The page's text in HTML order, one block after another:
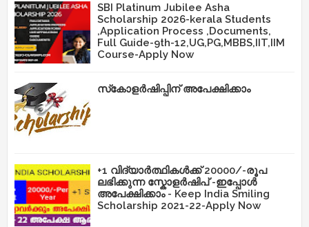
SBI Platinum Jubilee Asha
Scholarship 2026-kerala Students
,Application Process ,Documents,
Full Guide-9th-12,UG,PG,MBBS,IIT,IIM
Course-Apply Now
സ്‌കോളർഷിപ്പിന് അപേക്ഷിക്കാം
+1 വിദ്യാർത്ഥികൾക്ക് 20000/-രൂപ
ലഭിക്കുന്ന സ്കോളർഷിപ് -ഇപ്പോൾ
അപേക്ഷിക്കാം - Keep India Smiling
Scholarship 2021-22-Apply Now